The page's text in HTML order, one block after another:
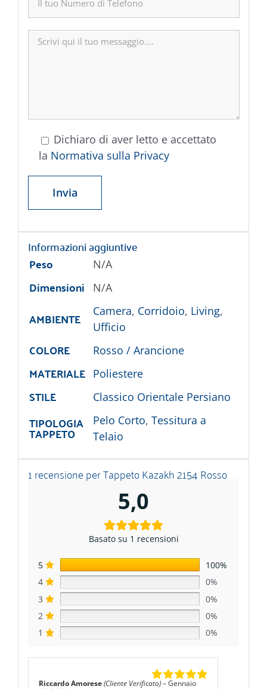
Dichiaro di aver letto e accettato
la Normativa sulla Privacy
Informazioni aggiuntive
Peso
N/A
Dimensioni N/A
AMBIENTE Camera, Corridoio, Living,
Ufficio
COLORE Rosso / Arancione
MATERIALE Poliestere
STILE Classico Orientale Persiano
TIPOLOGIA
TAPPETO
Pelo Corto, Tessitura a
Telaio
1 recensione perTappeto Kazakh 2154 Rosso
5,0
Basato su 1 recensioni
5
100%
4
0%
3
0%
2
0%
1
0%
Riccardo Amorese(Cliente Verificato)–Gennaio